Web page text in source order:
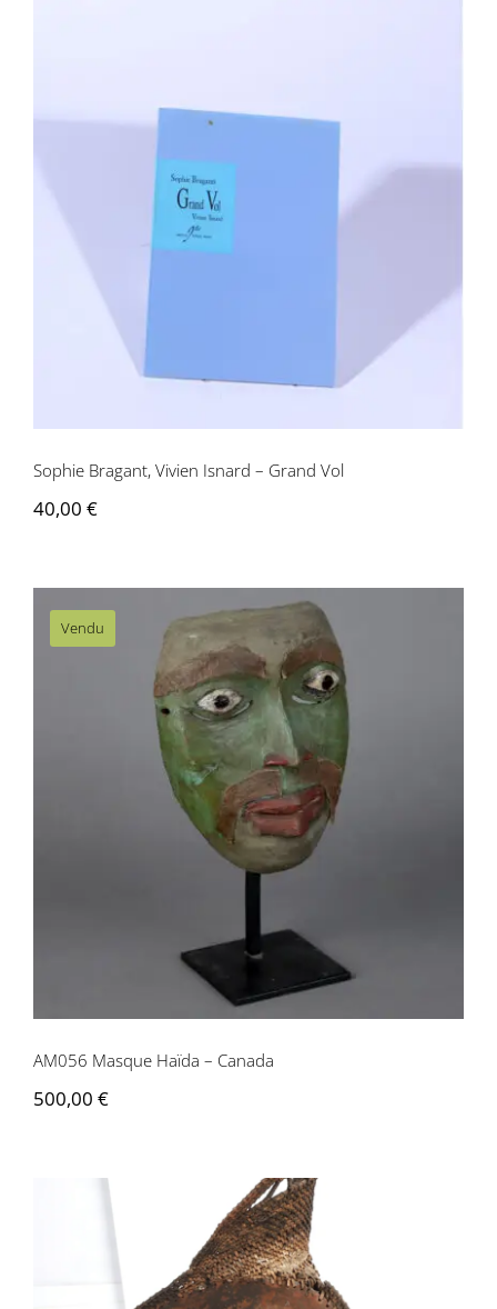
Sophie Bragant, Vivien Isnard – Grand
Sophie Bragant, Vivien Isnard – Grand Vol
40,00 €
Vendu
AM056 Masque Haïda – Canada
AM056 Masque Haïda – Canada
500,00 €